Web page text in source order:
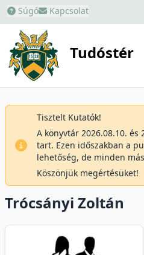
Súgó Kapcsolat
Tudóstér
Tisztelt Kutatók!
A könyvtár 2026.08.10. és
tart. Ezen időszakban a
lehetőség, de minden
Köszönjük megértésüket!
Trócsányi Zoltán